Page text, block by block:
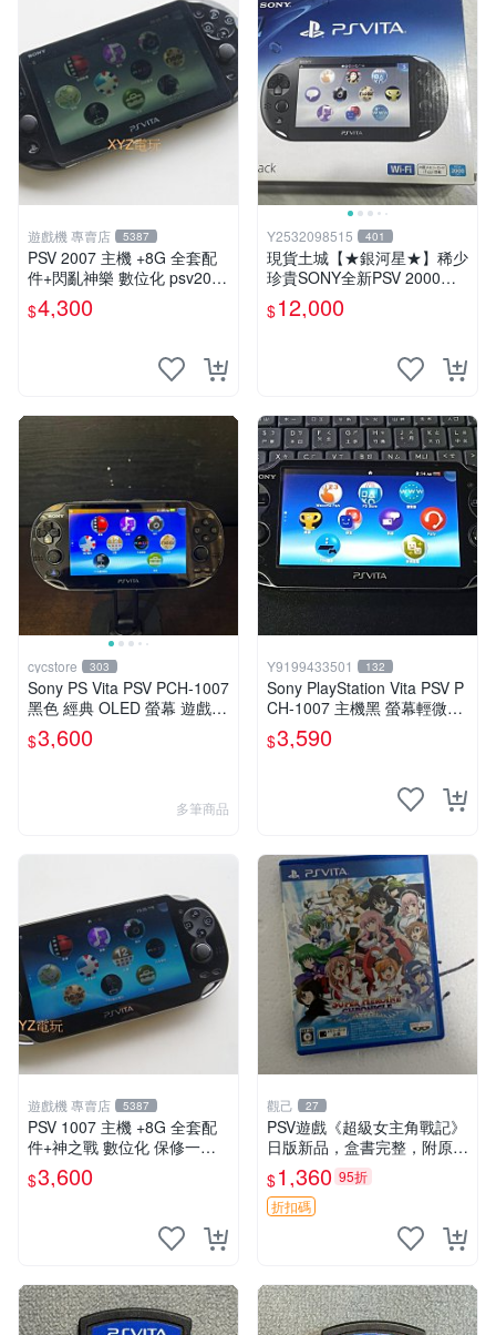
遊戲機 專賣店 5387
PSV 2007 主機 +8G 全套配
件+閃亂神樂 數位化 psv2007
主機
$4,300
Y2532098515 401
現貨土城【★銀河星★】稀少
珍貴SONY全新PSV 2000主
機.可轉換中文.全新PSV未使
用
$12,000
cycstore 303
Sony PS Vita PSV PCH-1007
黑色 經典 OLED 螢幕 遊戲掌
機 附充電線 經典收藏 掌上型
遊戲機
$3,600
多筆商品
Y9199433501 132
Sony PlayStation Vita PSV P
CH-1007 主機黑 螢幕輕微老
化 可安裝遊戲 系統3.74書
$3,590
遊戲機 專賣店 5387
PSV 1007 主機 +8G 全套配
件+神之戰 數位化 保修一年
品質有保障 psvita
$3,600
觀己 27
PSV遊戲《超級女主角戰記》
日版新品，盒書完整，附原裝
包裝，玩樂典藏款，成就全開
任你挑戰 超級女主角戰記 PS
V 游戲 日版 成就全開 DLC 全
$1,360 95折
折扣碼